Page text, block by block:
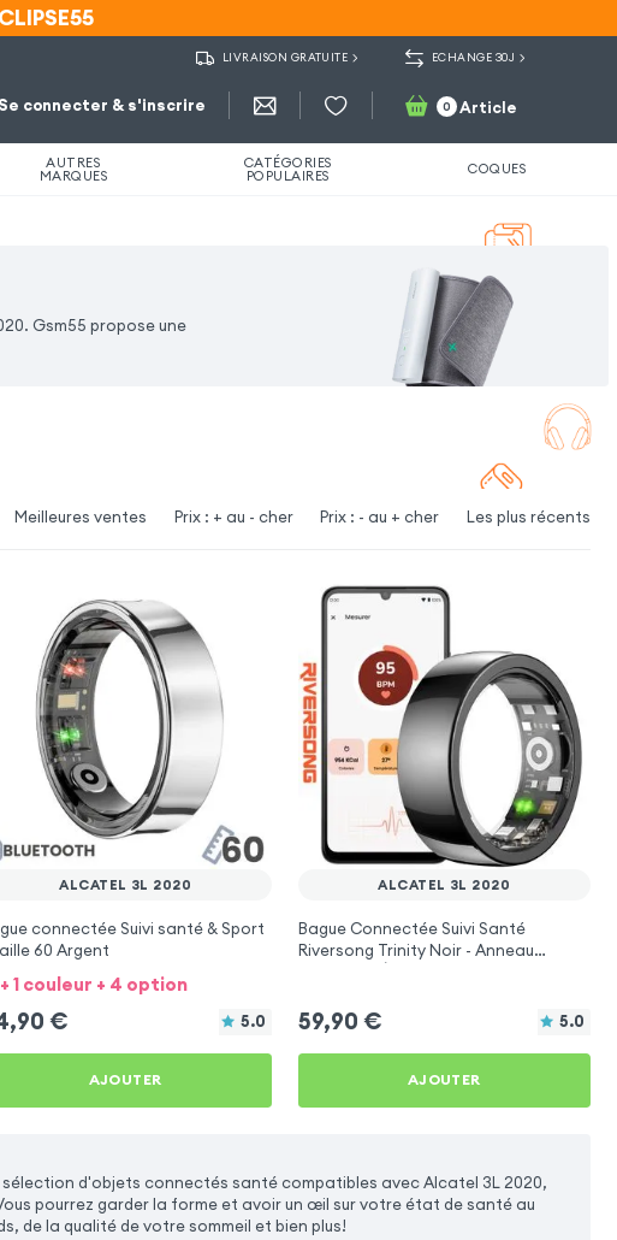
LIVRAISON GRATUITE ECHANGE 30J
Se connecter & s'inscrire 0 Article
AUTRES
MARQUES
CATÉGORIES
POPULAIRES COQUES
Gsm55 propose une
Meilleures ventes Prix : + au - cher Prix : - au + cher Les plus récents
ALCATEL 3L 2020
connectée Suivi santé & Sport
60 Argent
+ 1 couleur + 4 option
€ 5.0
AJOUTER
ALCATEL 3L 2020
Bague Connectée Suivi Santé
Riversong Trinity Noir - Anneau
59,90 € 5.0
AJOUTER
d'objets connectés santé compatibles avec Alcatel 3L 2020,
pourrez garder la forme et avoir un œil sur votre état de santé au
de la qualité de votre sommeil et bien plus!